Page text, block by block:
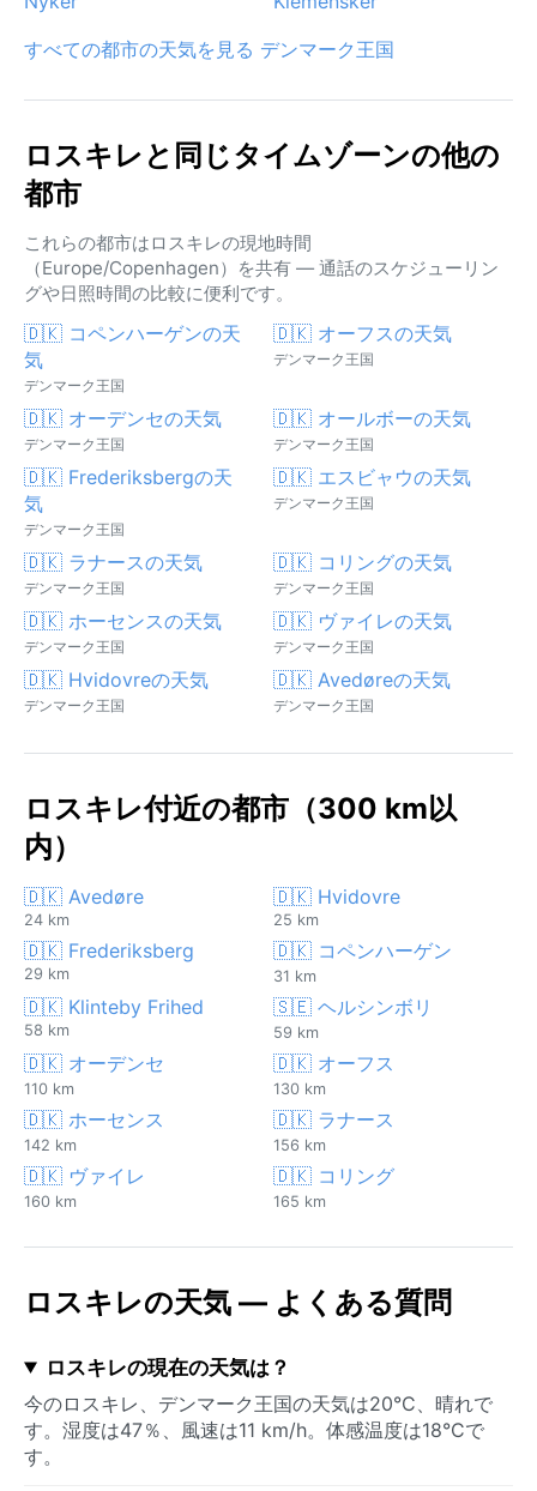
すべての都市の天気を見る デンマーク王国
ロスキレと同じタイムゾーンの他の
都市
これらの都市はロスキレの現地時間
（Europe/Copenhagen）を共有 — 通話のスケジューリン
グや日照時間の比較に便利です。
🇩🇰 コペンハーゲンの天
気
デンマーク王国
🇩🇰 オーフスの天気
デンマーク王国
🇩🇰 オーデンセの天気
デンマーク王国
🇩🇰 オールボーの天気
デンマーク王国
🇩🇰 Frederiksbergの天
気
デンマーク王国
🇩🇰 エスビャウの天気
デンマーク王国
🇩🇰 ラナースの天気
デンマーク王国
🇩🇰 コリングの天気
デンマーク王国
🇩🇰 ホーセンスの天気
デンマーク王国
🇩🇰 ヴァイレの天気
デンマーク王国
🇩🇰 Hvidovreの天気
デンマーク王国
🇩🇰 Avedøreの天気
デンマーク王国
ロスキレ付近の都市（300 km以
内）
🇩🇰 Avedøre
24 km
🇩🇰 Hvidovre
25 km
🇩🇰 Frederiksberg
29 km
🇩🇰 コペンハーゲン
31 km
🇩🇰 Klinteby Frihed
58 km
🇸🇪 ヘルシンボリ
59 km
🇩🇰 オーデンセ
110 km
🇩🇰 オーフス
130 km
🇩🇰 ホーセンス
142 km
🇩🇰 ラナース
156 km
🇩🇰 ヴァイレ
160 km
🇩🇰 コリング
165 km
ロスキレの天気 — よくある質問
ロスキレの現在の天気は？
今のロスキレ、デンマーク王国の天気は20°C、晴れで
す。湿度は47％、風速は11 km/h。体感温度は18°Cで
す。